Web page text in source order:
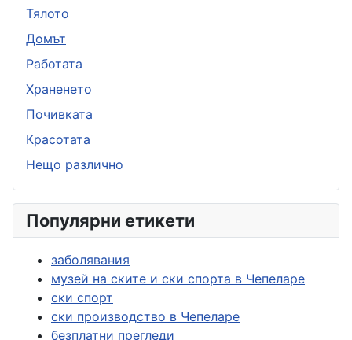
Тялото
Домът
Работата
Храненето
Почивката
Красотата
Нещо различно
Популярни етикети
заболявания
музей на ските и ски спорта в Чепеларе
ски спорт
ски производство в Чепеларе
безплатни прегледи